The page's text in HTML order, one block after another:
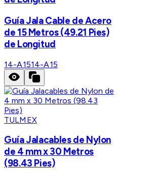
Guía Jala Cable de Acero
de 15 Metros (49.21 Pies)
de Longitud
14-A1514-A15
TULMEX
Guía Jalacables de Nylon
de 4 mm x 30 Metros
(98.43 Pies)